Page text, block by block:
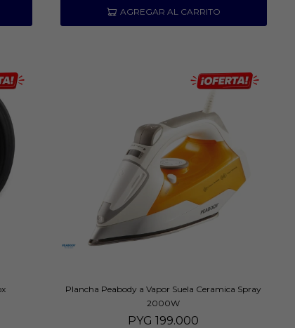
Plancha Peabody a Vapor Suela Ceramica Spray
2000W
PYG 199.000